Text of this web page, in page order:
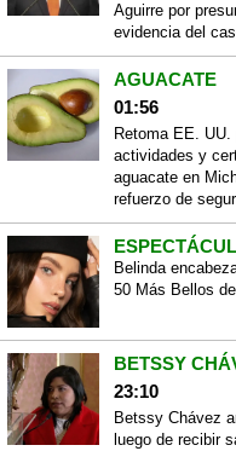
Aguirre por
evidencia del
AGUACATE
01:56
Retoma EE.
actividades y
aguacate en
refuerzo de
Belinda
50 Más Bellos
BETSSY
23:10
Betssy Chávez
luego de recibir